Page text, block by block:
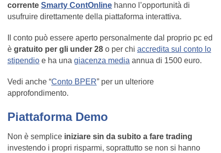
corrente Smarty ContOnline hanno l’opportunità di
usufruire direttamente della piattaforma interattiva.
Il conto può essere aperto personalmente dal proprio pc ed
è gratuito per gli under 28 o per chi accredita sul conto lo
stipendio e ha una giacenza media annua di 1500 euro.
Vedi anche “Conto BPER” per un ulteriore
approfondimento.
Piattaforma Demo
Non è semplice iniziare sin da subito a fare trading
investendo i propri risparmi, soprattutto se non si hanno